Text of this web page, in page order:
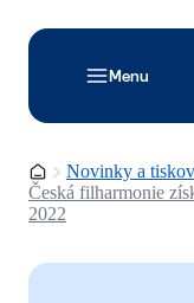
Menu
Domovská stránka
Novinky a
Česká filharmonie
2022